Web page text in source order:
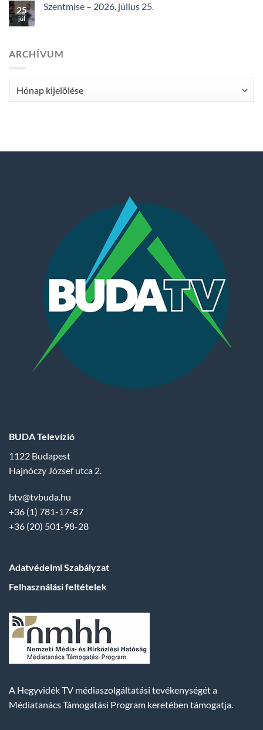
25
júl
Szentmise – 2026. július 25.
ARCHÍVUM
Archívum
BUDA Televízió
1122 Budapest
Hajnóczy József utca 2.
btv@tvbuda.hu
+36 (1) 781-17-87
+36 (20) 501-98-28
Adatvédelmi Szabályzat
Felhasználási feltételek
A Hegyvidék TV médiaszolgáltatási tevékenységét a
Médiatanács Támogatási Program keretében támogatja.